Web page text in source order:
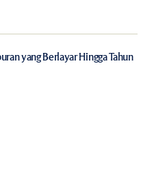
yang Berlayar Hingga Tahun